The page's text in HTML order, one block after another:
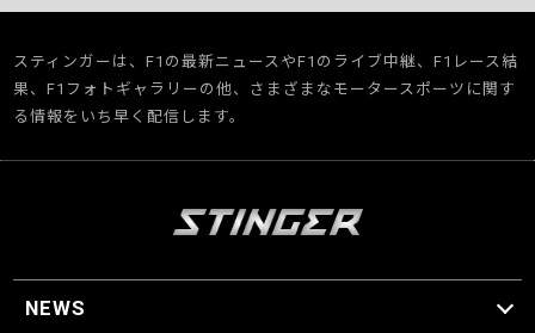
スティンガーは、F1の最新ニュースやF1のライブ中継、F1レース結
果、F1フォトギャラリーの他、さまざまなモータースポーツに関す
る情報をいち早く配信します。
NEWS